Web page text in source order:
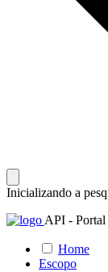
Inicializando a
API -
Home
Escopo